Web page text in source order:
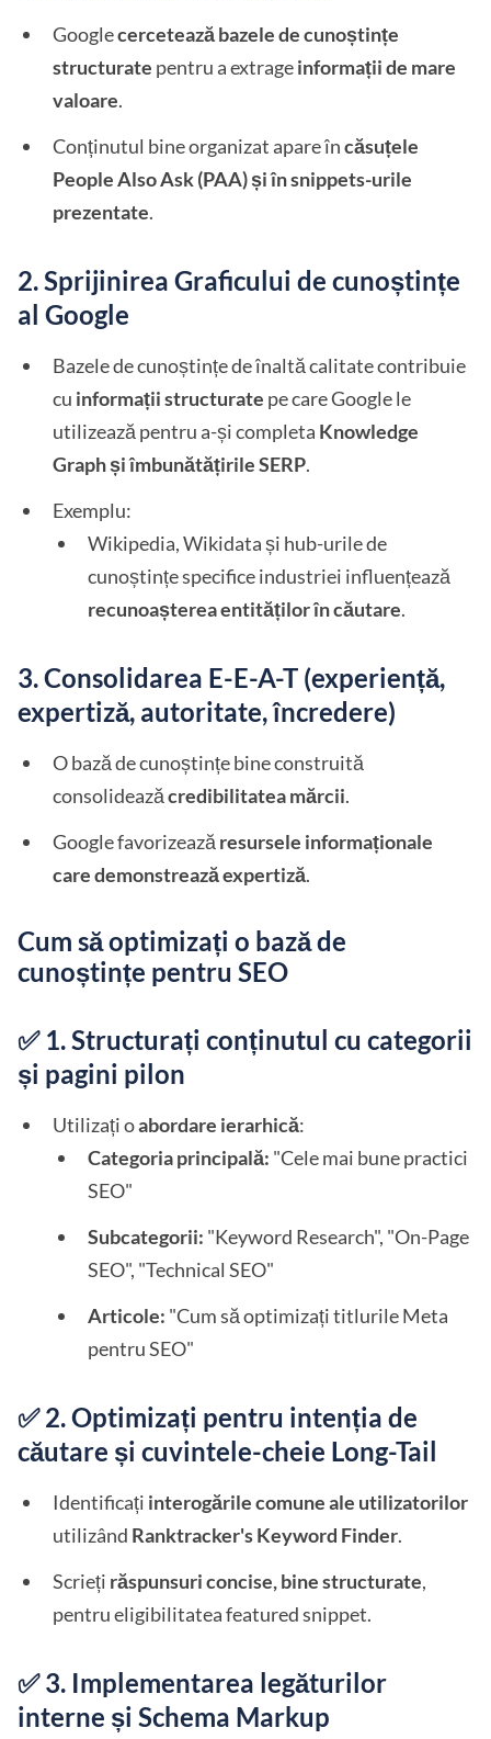
Googlecercetează bazele de cunoștințe
structurate pentru a extrageinformații de mare
valoare.
Conținutul bine organizat apare încăsuțele
People Also Ask (PAA) și în snippets-urile
prezentate.
2. Sprijinirea Graficului de cunoștințe
al Google
Bazele de cunoștințe de înaltă calitate contribuie
cu informații structurate pe care Google le
utilizează pentru a-și completa Knowledge
Graph și îmbunătățirile SERP.
Exemplu:
Wikipedia, Wikidata și hub-urile de
cunoștințe specifice industriei influențează
recunoașterea entităților în căutare.
3. Consolidarea E-E-A-T (experiență,
expertiză, autoritate, încredere)
O bază de cunoștințe bine construită
consolideazăcredibilitatea mărcii.
Google favorizează resursele informaționale
care demonstrează expertiză.
Cum să optimizați o bază de
cunoștințe pentru SEO
✅ 1. Structurați conținutul cu categorii
și pagini pilon
Utilizați oabordare ierarhică:
Categoria principală: "Cele mai bune practici
SEO"
Subcategorii: "Keyword Research", "On-Page
SEO", "Technical SEO"
Articole: "Cum să optimizați titlurile Meta
pentru SEO"
✅ 2. Optimizați pentru intenția de
căutare și cuvintele-cheie Long-Tail
Identificați interogările comune ale utilizatorilor
utilizând Ranktracker's Keyword Finder.
Scrieți răspunsuri concise, bine structurate,
pentru eligibilitatea featured snippet.
✅ 3. Implementarea legăturilor
interne și Schema Markup